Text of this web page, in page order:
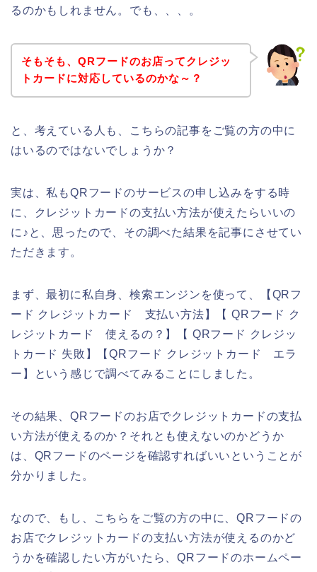
るのかもしれません。でも、、、。
そもそも、QRフードのお店ってクレジッ
トカードに対応しているのかな～？
と、考えている人も、こちらの記事をご覧の方の中に
はいるのではないでしょうか？
実は、私もQRフードのサービスの申し込みをする時
に、クレジットカードの支払い方法が使えたらいいの
に♪と、思ったので、その調べた結果を記事にさせてい
ただきます。
まず、最初に私自身、検索エンジンを使って、【QRフ
ード クレジットカード 支払い方法】【 QRフード ク
レジットカード 使えるの？】【 QRフード クレジッ
トカード 失敗】【QRフード クレジットカード エラ
ー】という感じで調べてみることにしました。
その結果、QRフードのお店でクレジットカードの支払
い方法が使えるのか？それとも使えないのかどうか
は、QRフードのページを確認すればいいということが
分かりました。
なので、もし、こちらをご覧の方の中に、QRフードの
お店でクレジットカードの支払い方法が使えるのかど
うかを確認したい方がいたら、QRフードのホームペー